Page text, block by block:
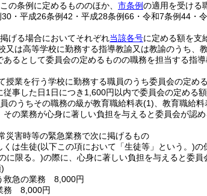
の条例に定めるもののほか、 市条例の適用を受ける
・平成26条例42・平成28条例66・令和7条例44・
げる場合においてそれぞれ当該各号に定める額を支
又は高等学校に勤務する指導教諭又は教諭のうち、
るとして委員会の定めるものの職務を担当する指
授業を行う学校に勤務する職員のうち委員会の定め
従事した日1日につき1,600円以内で委員会の定める額
のうちその職務の級が教育職給料表(1) 、教育職給料
の業務が心身に著しい負担を与えると委員会が認
災害時等の緊急業務で次に掲げるもの
くは生徒(以下この項において「生徒等」という。)の
に限る。)の際に、心身に著しい負担を与えると委
救急の業務 8,000円
務 8,000円